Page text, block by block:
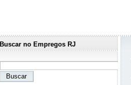
Buscar no Empregos RJ